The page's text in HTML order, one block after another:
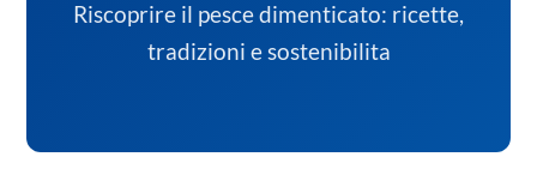
Riscoprire il pesce dimenticato: ricette,
tradizioni e sostenibilita